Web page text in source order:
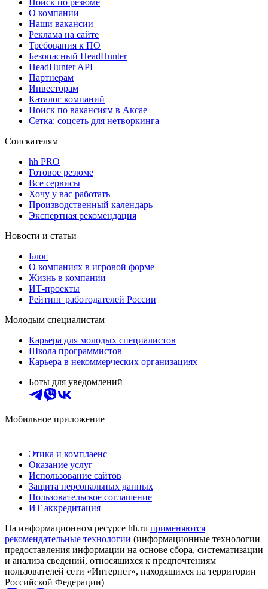
О компании
Наши вакансии
Реклама на сайте
Требования к ПО
Безопасный HeadHunter
HeadHunter API
Партнерам
Инвесторам
Каталог компаний
Поиск по вакансиям в Аксае
Сетка: соцсеть для нетворкинга
Соискателям
hh PRO
Готовое резюме
Все сервисы
Хочу у вас работать
Производственный календарь
Экспертная рекомендация
Новости и статьи
Блог
О компаниях в игровой форме
Жизнь в компании
ИТ-проекты
Рейтинг работодателей России
Молодым специалистам
Карьера для молодых специалистов
Школа программистов
Карьера в некоммерческих организациях
Боты для уведомлений
Мобильное приложение
Этика и комплаенс
Оказание услуг
Использование сайтов
Защита персональных данных
Пользовательское соглашение
ИТ аккредитация
На информационном ресурсе hh.ru применяются
рекомендательные технологии (информационные технологии
предоставления информации на основе сбора, систематизации
и анализа сведений, относящихся к предпочтениям
пользователей сети «Интернет», находящихся на территории
Российской Федерации)